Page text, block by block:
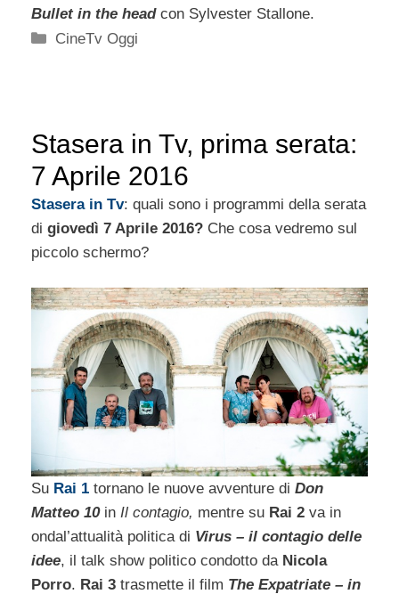
Bullet in the head con Sylvester Stallone.
Categorie
CineTv Oggi
Stasera in Tv, prima serata:
7 Aprile 2016
Stasera in Tv: quali sono i programmi della serata
di giovedì 7 Aprile 2016? Che cosa vedremo sul
piccolo schermo?
Su Rai 1 tornano le nuove avventure di Don
Matteo 10in Il contagio, mentre su Rai 2 va in
ondal’attualità politica di Virus – il contagio delle
idee, il talk show politico condotto da Nicola
Porro. Rai 3 trasmette il film The Expatriate – in